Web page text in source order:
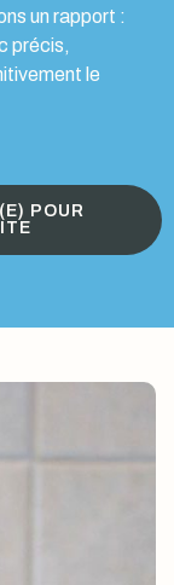
un rapport :
précis,
le
POUR